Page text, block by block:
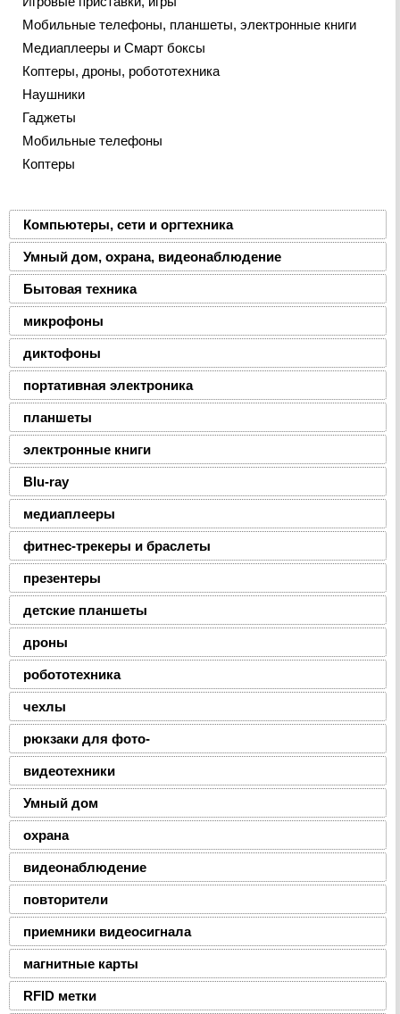
Мобильные телефоны, планшеты, электронные книги
Медиаплееры и Смарт боксы
Коптеры, дроны, робототехника
Наушники
Гаджеты
Мобильные телефоны
Коптеры
Компьютеры, сети и оргтехника
Умный дом, охрана, видеонаблюдение
Бытовая техника
микрофоны
диктофоны
портативная электроника
планшеты
электронные книги
Blu-ray
медиаплееры
фитнес-трекеры и браслеты
презентеры
детские планшеты
дроны
робототехника
чехлы
рюкзаки для фото-
видеотехники
Умный дом
охрана
видеонаблюдение
повторители
приемники видеосигнала
магнитные карты
RFID метки